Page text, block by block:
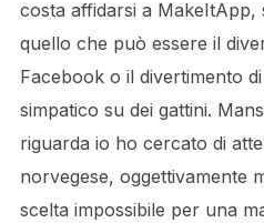
costa affidarsi a MakeItApp,
quello che può essere il
Facebook o il divertimento
simpatico su dei gattini.
riguarda io ho cercato di
norvegese, oggettivamente
scelta impossibile per una